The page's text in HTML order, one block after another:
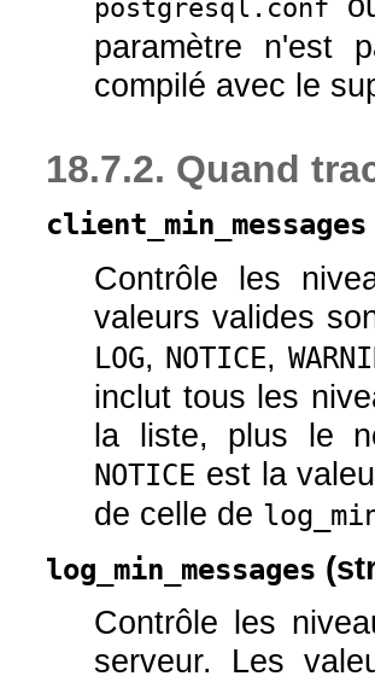
postgresql.conf
paramètre n'est
compilé avec le
18.7.2. Quand
client_min_messages
Contrôle les
valeurs valides
LOG, NOTICE,
inclut tous les
la liste, plus le
NOTICE est la
de celle de
log_min_messages (
Contrôle les
serveur. Les